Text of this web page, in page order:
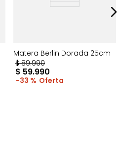
Matera Berlin Dorada 25cm
$ 89.990
$ 59.990
33 %